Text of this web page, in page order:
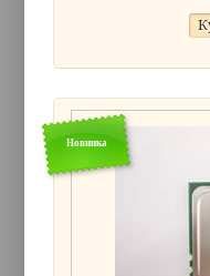
Новинка